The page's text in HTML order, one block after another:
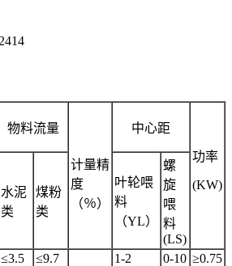
物料流量
计量精
度
（％）
中心距
功率
(KW)
水泥
类
煤粉
类
叶轮喂
料
（YL）
螺
旋
喂
料
(LS)
≤3.5 ≤9.7 1-2 0-10 ≥0.75